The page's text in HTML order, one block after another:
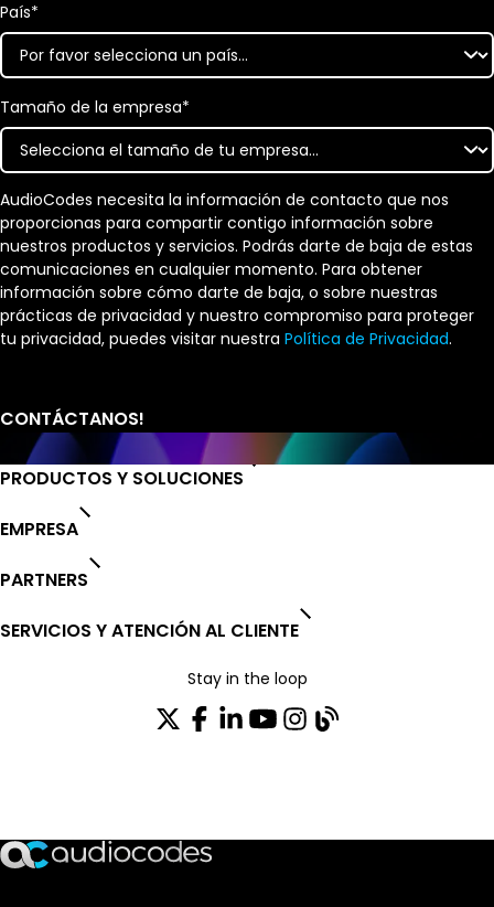
País*
Tamaño de la empresa*
AudioCodes necesita la información de contacto que nos
proporcionas para compartir contigo información sobre
nuestros productos y servicios. Podrás darte de baja de estas
comunicaciones en cualquier momento. Para obtener
información sobre cómo darte de baja, o sobre nuestras
prácticas de privacidad y nuestro compromiso para proteger
tu privacidad, puedes visitar nuestra Política de Privacidad.
PRODUCTOS Y SOLUCIONES
EMPRESA
PARTNERS
SERVICIOS Y ATENCIÓN AL CLIENTE
Stay in the loop